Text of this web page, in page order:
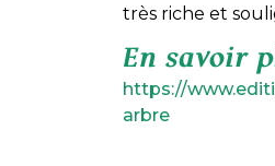
très riche et
En savoir
https://
arbre